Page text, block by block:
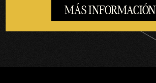
MÁS INFORMACIÓN